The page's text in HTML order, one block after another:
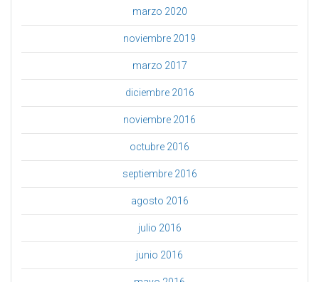
marzo 2020
noviembre 2019
marzo 2017
diciembre 2016
noviembre 2016
octubre 2016
septiembre 2016
agosto 2016
julio 2016
junio 2016